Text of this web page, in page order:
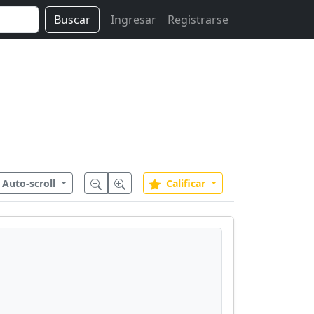
Buscar Ingresar Registrarse
Auto-scroll Calificar